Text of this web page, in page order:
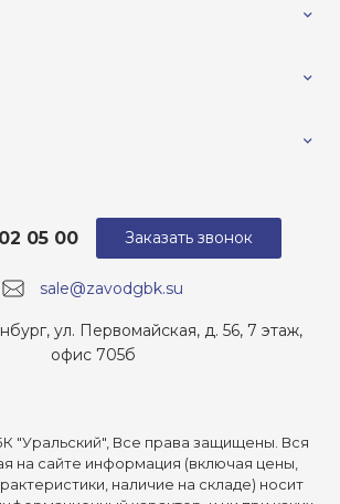
sale@zavodgbk.su
05 00
ул. Первомайская, д. 56, 7 этаж,
офис 705б
Заказать звонок
"Уральский", Все права защищены. Вся
на сайте информация (включая цены,
наличие на складе) носит